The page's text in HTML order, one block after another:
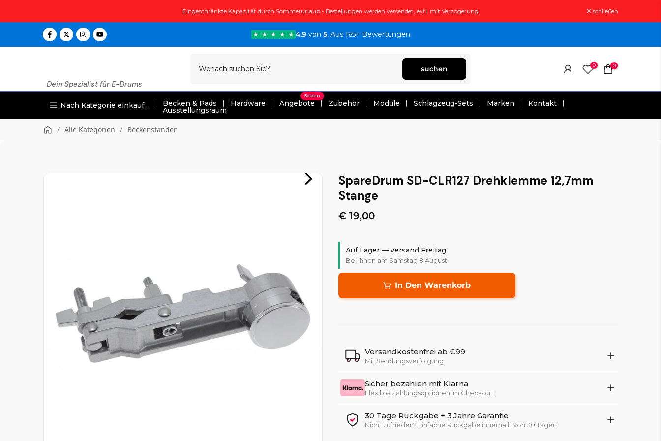
Inhalt
Eingeschränkte Kapazität durch Sommerurlaub - Bestellungen werden versendet, evtl. mit Verzögerung schließen
4.9von 5, Aus 165+ Bewertungen
Dein Spezialist für E-Drums
suchen 0 0
Nach Kategorie einkaufen Becken & Pads Hardware Angebote
Solden
Zubehör Module Schlagzeug-Sets Marken Kontakt
Ausstellungsraum
/ Alle Kategorien / Beckenständer
SpareDrum SD-CLR127 Drehklemme 12,7mm
Stange
€ 19,00
Auf Lager — versand Freitag
Bei Ihnen am Samstag 8 August
In Den Warenkorb
Versandkostenfrei ab €99
Mit Sendungsverfolgung
Sicher bezahlen mit Klarna
Flexible Zahlungsoptionen im Checkout
30 Tage Rückgabe + 3 Jahre Garantie
Nicht zufrieden? Einfache Rückgabe innerhalb von 30 Tagen